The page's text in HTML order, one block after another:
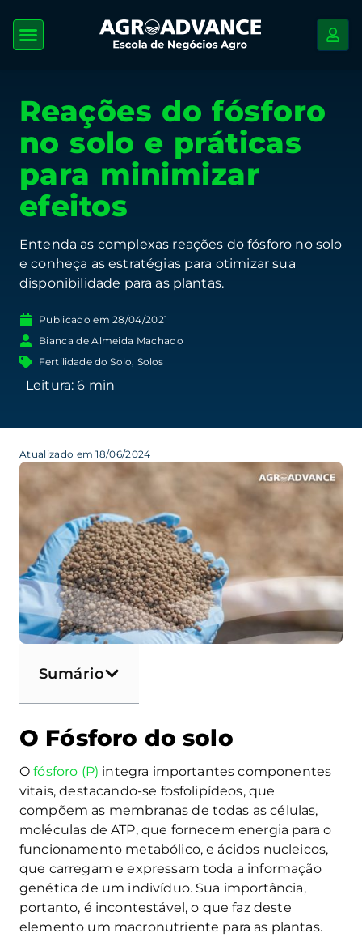
Reações do fósforo
no solo e práticas
para minimizar
efeitos
Entenda as complexas reações do fósforo no solo
e conheça as estratégias para otimizar sua
disponibilidade para as plantas.
Publicado em 28/04/2021
Bianca de Almeida Machado
Fertilidade do Solo, Solos
Atualizado em 18/06/2024
Sumário
O Fósforo do solo
Ofósforo (P) integra importantes componentes
vitais, destacando-se fosfolipídeos, que
compõem as membranas de todas as células,
moléculas de ATP, que fornecem energia para o
funcionamento metabólico, e ácidos nucleicos,
que carregam e expressam toda a informação
genética de um indivíduo. Sua importância,
portanto, é incontestável, o que faz deste
elemento um macronutriente para as plantas.